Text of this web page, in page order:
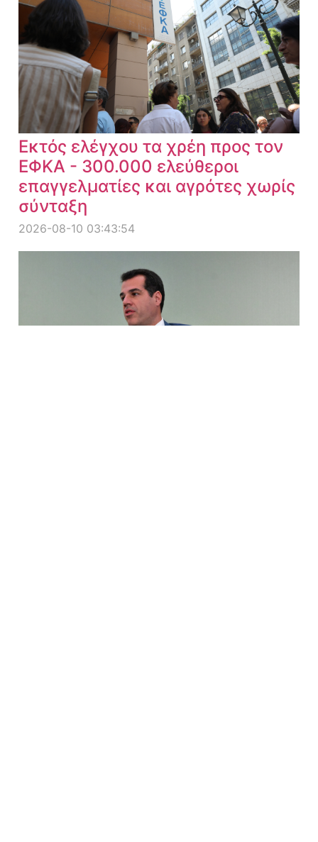
Εκτός ελέγχου τα χρέη προς τον
ΕΦΚΑ - 300.000 ελεύθεροι
επαγγελματίες και αγρότες χωρίς
σύνταξη
2026-08-10 03:43:54